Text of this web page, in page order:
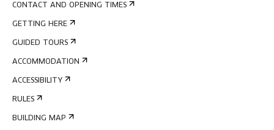
CONTACT AND OPENING TIMES
GETTING HERE
GUIDED TOURS
ACCOMMODATION
ACCESSIBILITY
RULES
BUILDING MAP